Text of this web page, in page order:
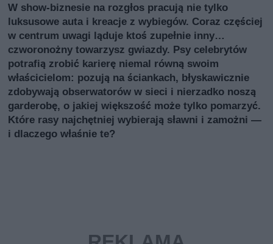
W show-biznesie na rozgłos pracują nie tylko
luksusowe auta i kreacje z wybiegów. Coraz częściej
w centrum uwagi ląduje ktoś zupełnie inny…
czworonożny towarzysz gwiazdy. Psy celebrytów
potrafią zrobić karierę niemal równą swoim
właścicielom: pozują na ściankach, błyskawicznie
zdobywają obserwatorów w sieci i nierzadko noszą
garderobę, o jakiej większość może tylko pomarzyć.
Które rasy najchętniej wybierają sławni i zamożni —
i dlaczego właśnie te?